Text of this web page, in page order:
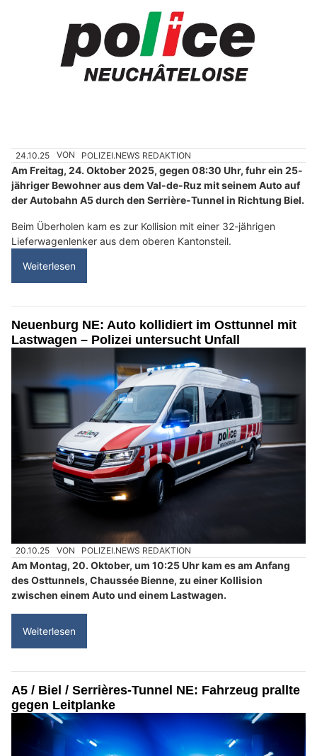
24.10.25 VON POLIZEI.NEWS REDAKTION
Am Freitag, 24. Oktober 2025, gegen 08:30 Uhr, fuhr ein 25-
jähriger Bewohner aus dem Val-de-Ruz mit seinem Auto auf
der Autobahn A5 durch den Serrière-Tunnel in Richtung Biel.
Beim Überholen kam es zur Kollision mit einer 32-jährigen
Lieferwagenlenker aus dem oberen Kantonsteil.
Weiterlesen
Neuenburg NE: Auto kollidiert im Osttunnel mit
Lastwagen – Polizei untersucht Unfall
20.10.25 VON POLIZEI.NEWS REDAKTION
Am Montag, 20. Oktober, um 10:25 Uhr kam es am Anfang
des Osttunnels, Chaussée Bienne, zu einer Kollision
zwischen einem Auto und einem Lastwagen.
Weiterlesen
A5 / Biel / Serrières-Tunnel NE: Fahrzeug prallte
gegen Leitplanke